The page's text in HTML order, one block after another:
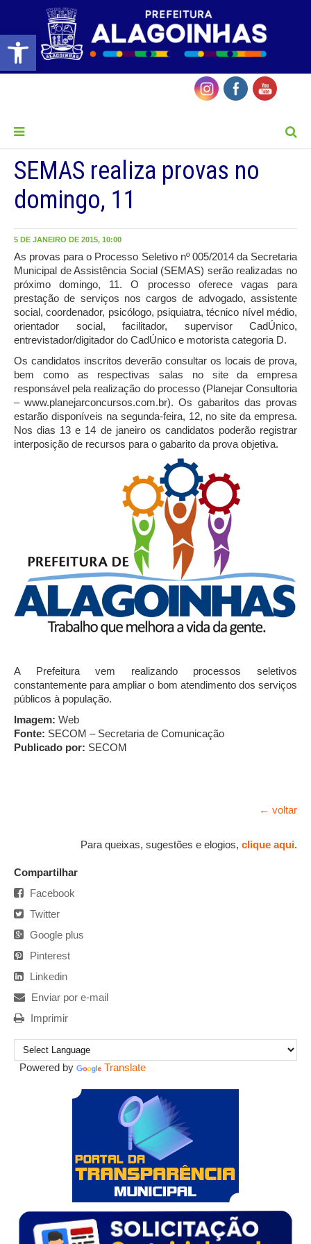
Barra de Ferramentas Aberta
SEMAS realiza provas no
domingo, 11
5 DE JANEIRO DE 2015, 10:00
As provas para o Processo Seletivo nº 005/2014 da Secretaria
Municipal de Assistência Social (SEMAS) serão realizadas no
próximo domingo, 11. O processo oferece vagas para
prestação de serviços nos cargos de advogado, assistente
social, coordenador, psicólogo, psiquiatra, técnico nível médio,
orientador social, facilitador, supervisor CadÚnico,
entrevistador/digitador do CadÚnico e motorista categoria D.
Os candidatos inscritos deverão consultar os locais de prova,
bem como as respectivas salas no site da empresa
responsável pela realização do processo (Planejar Consultoria
– www.planejarconcursos.com.br). Os gabaritos das provas
estarão disponíveis na segunda-feira, 12, no site da empresa.
Nos dias 13 e 14 de janeiro os candidatos poderão registrar
interposição de recursos para o gabarito da prova objetiva.
A Prefeitura vem realizando processos seletivos
constantemente para ampliar o bom atendimento dos serviços
públicos à população.
Imagem: Web
Fonte: SECOM – Secretaria de Comunicação
Publicado por: SECOM
← voltar
Para queixas, sugestões e elogios, clique aqui.
Compartilhar
Facebook
Twitter
Google plus
Pinterest
Linkedin
Enviar por e-mail
Imprimir
Powered by Translate